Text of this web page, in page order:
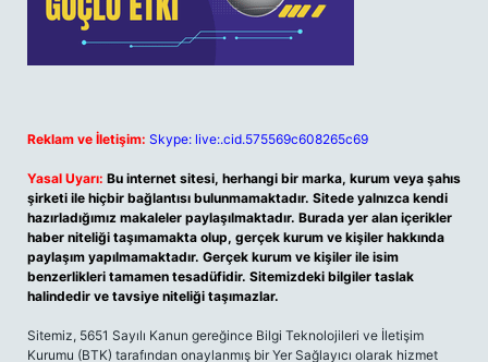
Reklam ve İletişim: Skype: live:.cid.575569c608265c69
Yasal Uyarı: Bu internet sitesi, herhangi bir marka, kurum veya şahıs
şirketi ile hiçbir bağlantısı bulunmamaktadır. Sitede yalnızca kendi
hazırladığımız makaleler paylaşılmaktadır. Burada yer alan içerikler
haber niteliği taşımamakta olup, gerçek kurum ve kişiler hakkında
paylaşım yapılmamaktadır. Gerçek kurum ve kişiler ile isim
benzerlikleri tamamen tesadüfidir. Sitemizdeki bilgiler taslak
halindedir ve tavsiye niteliği taşımazlar.
Sitemiz, 5651 Sayılı Kanun gereğince Bilgi Teknolojileri ve İletişim
Kurumu (BTK) tarafından onaylanmış bir Yer Sağlayıcı olarak hizmet